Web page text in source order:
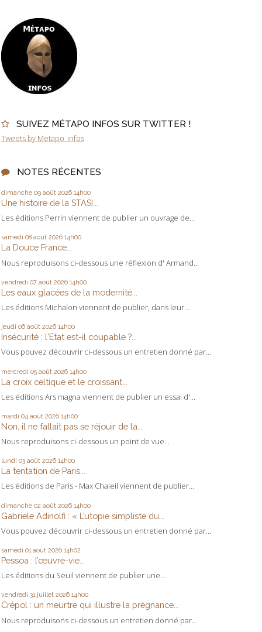
SUIVEZ MÉTAPO INFOS SUR TWITTER !
Tweets by Metapo_infos
NOTES RÉCENTES
dimanche 09 août 2026 14h00
Une histoire de la STASI...
Les éditions Perrin viennent de publier un ouvrage de...
samedi 08 août 2026 14h00
La Douce France...
Nous reproduisons ci-dessous une réflexion d' Armand...
vendredi 07 août 2026 14h00
Les eaux glacées de la modernité...
Les éditions Michalon viennent de publier, dans leur...
jeudi 06 août 2026 14h00
Insécurité : l'Etat est-il coupable ?...
Vous pouvez découvrir ci-dessous un entretien donné par...
mercredi 05 août 2026 14h00
La croix celtique et le croissant...
Les éditions Ars magna viennent de publier un essai d'...
mardi 04 août 2026 14h00
Non, il ne fallait pas se réjouir de la...
Nous reproduisons ci-dessous un point de vue...
lundi 03 août 2026 14h00
La tentation de Paris...
Les éditions de Paris - Max Chaleil viennent de publier...
dimanche 02 août 2026 14h00
Gabriele Adinolfi : « L’utopie simpliste du...
Vous pouvez découvrir ci-dessous un entretien donné par...
samedi 01 août 2026 14h02
Pessoa : l’œuvre-vie...
Les éditions du Seuil viennent de publier une...
vendredi 31 juillet 2026 14h00
Crépol : un meurtre qui illustre la prégnance...
Nous reproduisons ci-dessous un entretien donné par...